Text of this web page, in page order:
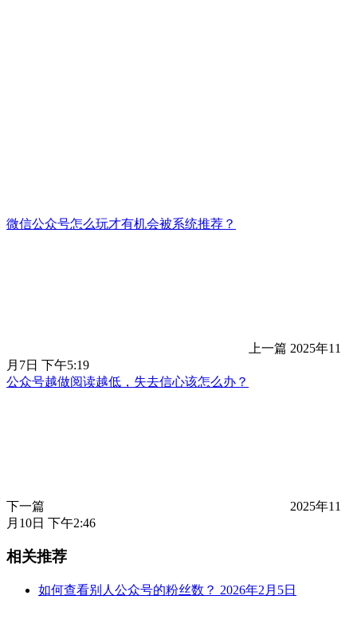
微信公众号怎么玩才有机会被系统推荐？
上一篇 2025年11
月7日 下午5:19
公众号越做阅读越低，失去信心该怎么办？
下一篇
2025年11
月10日 下午2:46
相关推荐
如何查看别人公众号的粉丝数？ 2026年2月5日